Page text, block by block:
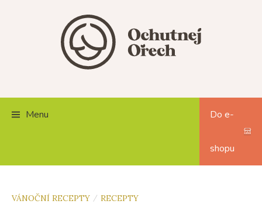
Menu Do e-
shopu
VÁNOČNÍ RECEPTY / RECEPTY